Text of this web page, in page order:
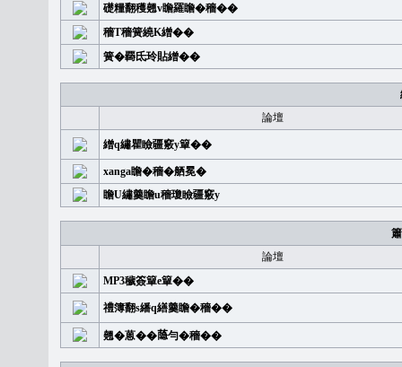
礎糧翻穫翹v瞻羅瞻�穡��
穡T穡簧繞K繒��
簧�覉氐玲貼繒��
論壇
繒q繡瞿瞼疆竅y簞��
xanga瞻�穡�舾冕�
瞻U繡羹瞻u穡瓊瞼疆竅y
論壇
MP3穢簽簞e簞��
禮簿翻s繙q繕羹瞻�穡��
翹�蒽��𦻕勻�穡��